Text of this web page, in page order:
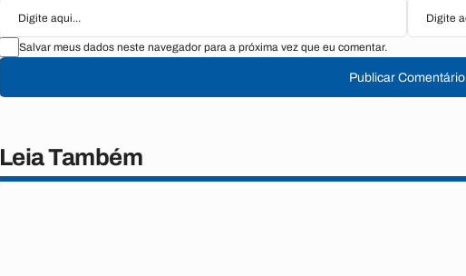
Salvar meus dados neste navegador para a próxima vez que eu comentar.
Publicar Comentário
Leia Também